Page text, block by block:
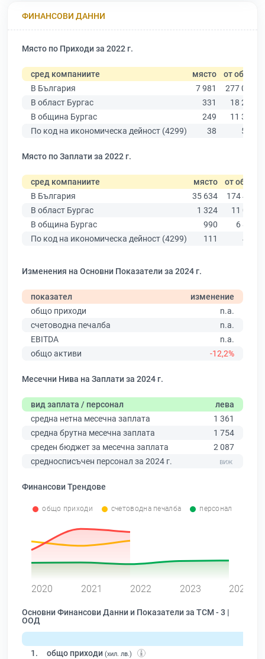
ФИНАНСОВИ ДАННИ
Място по Приходи за 2022 г.
сред компаниите място от общо
В България
7 981
277 019
В област Бургас
331
18 275
В община Бургас
249
11 315
По код на икономическа дейност (4299)
38 578
Място по Заплати за 2022 г.
сред компаниите място от общо
В България
35 634
174 403
В област Бургас
1 324
11 009
В община Бургас
990
6 879
По код на икономическа дейност (4299)
111 451
Изменения на Основни Показатели за 2024 г.
показател
изменение
общо приходи
n.a.
счетоводна печалба
n.a.
EBITDA
n.a.
общо активи
-12,2%
Месечни Нива на Заплати за 2024 г.
вид заплата / персонал
лева
средна нетна месечна заплата
1 361
средна брутна месечна заплата
1 754
среден бюджет за месечна заплата
2 087
средносписъчен персонал за 2024 г.
Финансови Трендове
общо приходи счетоводна печалба персонал
2020 2021 2022 2023 2024
Основни Финансови Данни и Показатели за ТСМ - 3 |
ООД
1. общо приходи (хил. лв.)